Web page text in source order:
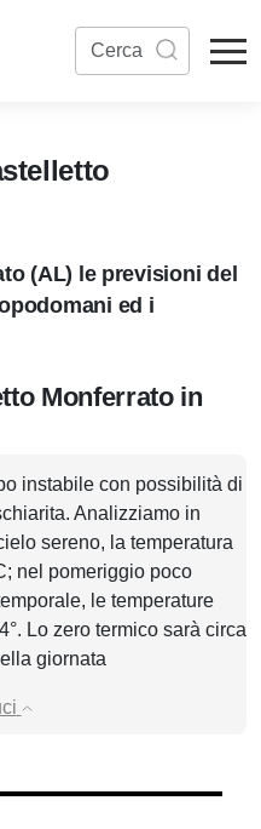
(AL) le previsioni del
ed i
Monferrato in
instabile con possibilità di
Analizziamo in
sereno, la temperatura
nel pomeriggio poco
le temperature
Lo zero termico sarà circa
giornata